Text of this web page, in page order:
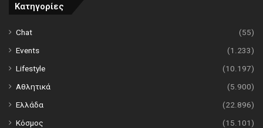
Κατηγορίες
Chat
(55)
Events
(1.233)
Lifestyle
(10.197)
Αθλητικά
(5.900)
Ελλάδα
(22.896)
Κόσμος
(15.101)